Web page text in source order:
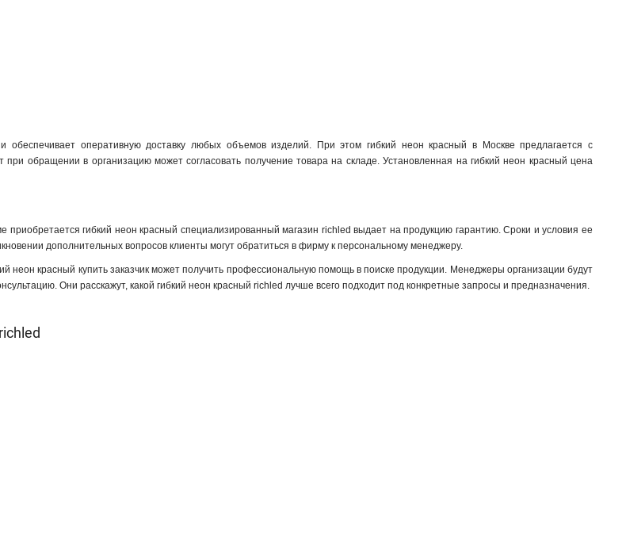
обеспечивает оперативную доставку любых объемов изделий. При этом гибкий неон красный в Москве предлагается с
обращении в организацию может согласовать получение товара на складе. Установленная на гибкий неон красный цена
приобретается гибкий неон красный специализированный магазин richled выдает на продукцию гарантию. Сроки и условия ее
дополнительных вопросов клиенты могут обратиться в фирму к персональному менеджеру.
неон красный купить заказчик может получить профессиональную помощь в поиске продукции. Менеджеры организации будут
Они расскажут, какой гибкий неон красный richled лучше всего подходит под конкретные запросы и предназначения.